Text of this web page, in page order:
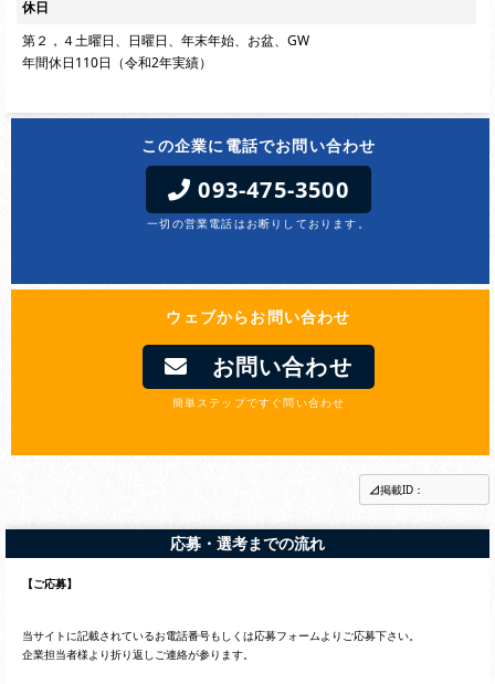
休日
第２，４土曜日、日曜日、年末年始、お盆、GW
年間休日110日（令和2年実績）
この企業に電話でお問い合わせ
093-475-3500
一切の営業電話はお断りしております。
ウェブからお問い合わせ
お問い合わせ
簡単ステップですぐ問い合わせ
掲載ID：
応募・選考までの流れ
【ご応募】
当サイトに記載されているお電話番号もしくは応募フォームよりご応募下さい。
企業担当者様より折り返しご連絡が参ります。